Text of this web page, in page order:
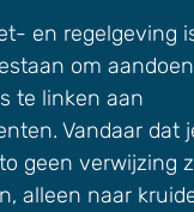
en regelgeving
om
te linken aan
Vandaar dat
geen verwijzing
alleen naar